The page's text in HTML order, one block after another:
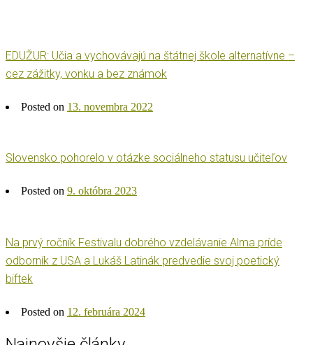
EDUŽUR: Učia a vychovávajú na štátnej škole alternatívne –
cez zážitky, vonku a bez známok
Posted on 13. novembra 2022
Slovensko pohorelo v otázke sociálneho statusu učiteľov
Posted on 9. októbra 2023
Na prvý ročník Festivalu dobrého vzdelávanie Alma príde
odborník z USA a Lukáš Latinák predvedie svoj poetický
biftek
Posted on 12. februára 2024